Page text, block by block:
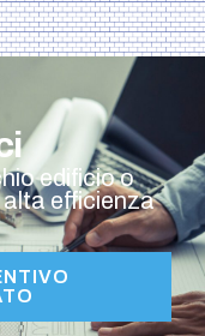
edificio o
efficienza